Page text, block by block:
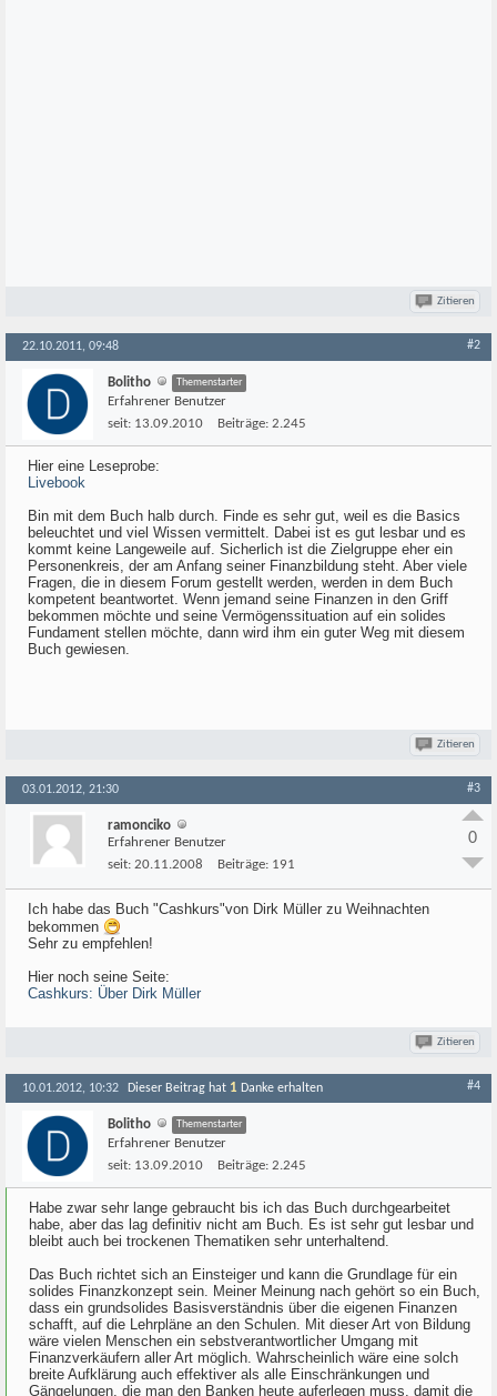
Zitieren
22.10.2011, 09:48 #2
Bolitho Themenstarter
Erfahrener Benutzer
seit: 13.09.2010 Beiträge: 2.245
Hier eine Leseprobe:
Livebook
Bin mit dem Buch halb durch. Finde es sehr gut, weil es die Basics
beleuchtet und viel Wissen vermittelt. Dabei ist es gut lesbar und es
kommt keine Langeweile auf. Sicherlich ist die Zielgruppe eher ein
Personenkreis, der am Anfang seiner Finanzbildung steht. Aber viele
Fragen, die in diesem Forum gestellt werden, werden in dem Buch
kompetent beantwortet. Wenn jemand seine Finanzen in den Griff
bekommen möchte und seine Vermögenssituation auf ein solides
Fundament stellen möchte, dann wird ihm ein guter Weg mit diesem
Buch gewiesen.
Zitieren
03.01.2012, 21:30 #3
ramonciko
Erfahrener Benutzer
seit: 20.11.2008 Beiträge: 191
0
Ich habe das Buch "Cashkurs"von Dirk Müller zu Weihnachten
bekommen
Sehr zu empfehlen!
Hier noch seine Seite:
Cashkurs: Über Dirk Müller
Zitieren
10.01.2012, 10:32 Dieser Beitrag hat 1 Danke erhalten #4
Bolitho Themenstarter
Erfahrener Benutzer
seit: 13.09.2010 Beiträge: 2.245
Habe zwar sehr lange gebraucht bis ich das Buch durchgearbeitet
habe, aber das lag definitiv nicht am Buch. Es ist sehr gut lesbar und
bleibt auch bei trockenen Thematiken sehr unterhaltend.
Das Buch richtet sich an Einsteiger und kann die Grundlage für ein
solides Finanzkonzept sein. Meiner Meinung nach gehört so ein Buch,
dass ein grundsolides Basisverständnis über die eigenen Finanzen
schafft, auf die Lehrpläne an den Schulen. Mit dieser Art von Bildung
wäre vielen Menschen ein sebstverantwortlicher Umgang mit
Finanzverkäufern aller Art möglich. Wahrscheinlich wäre eine solch
breite Aufklärung auch effektiver als alle Einschränkungen und
Gängelungen, die man den Banken heute auferlegen muss, damit die